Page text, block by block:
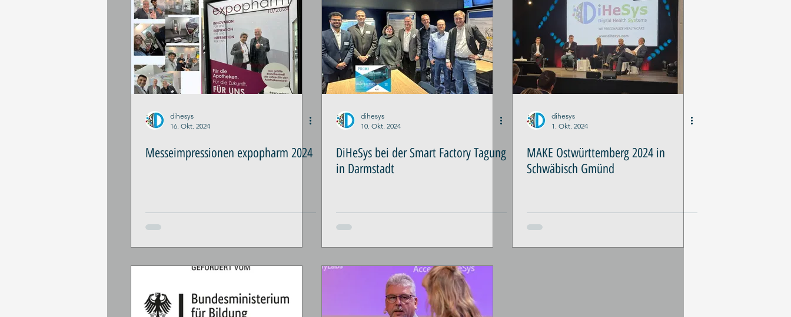
dihesys
16. Okt. 2024
Messeimpressionen expopharm 2024
dihesys
10. Okt. 2024
DiHeSys bei der Smart Factory Tagung
in Darmstadt
dihesys
1. Okt. 2024
MAKE Ostwürttemberg 2024 in
Schwäbisch Gmünd